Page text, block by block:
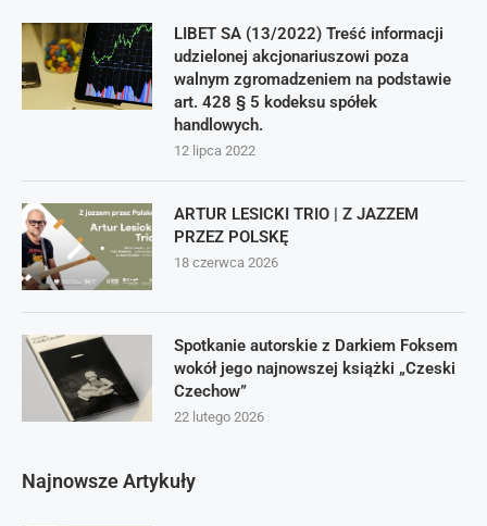
LIBET SA (13/2022) Treść informacji
udzielonej akcjonariuszowi poza
walnym zgromadzeniem na podstawie
art. 428 § 5 kodeksu spółek
handlowych.
12 lipca 2022
ARTUR LESICKI TRIO | Z JAZZEM
PRZEZ POLSKĘ
18 czerwca 2026
Spotkanie autorskie z Darkiem Foksem
wokół jego najnowszej książki „Czeski
Czechow”
22 lutego 2026
Najnowsze Artykuły